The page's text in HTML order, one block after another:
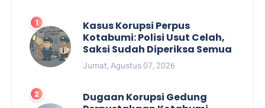
Kasus Korupsi Perpus
Kotabumi: Polisi Usut Celah,
Saksi Sudah Diperiksa Semua
Jumat, Agustus 07, 2026
Dugaan Korupsi Gedung